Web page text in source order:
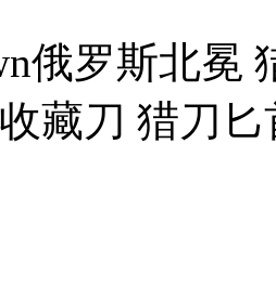
俄罗斯北冕
收藏刀 猎刀